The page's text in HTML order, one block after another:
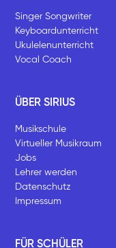
Singer Songwriter
Keyboardunterricht
Ukulelenunterricht
Vocal Coach
ÜBER SIRIUS
Musikschule
Virtueller Musikraum
Jobs
Lehrer werden
Datenschutz
Impressum
FÜR SCHÜLER